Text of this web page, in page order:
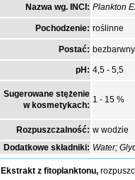
Nazwa wg. INCI: Plankton
Pochodzenie: roślinne
Postać:
pH: 4,5 - 5,5
Sugerowane stężenie
w kosmetykach:
1 - 15 %
Rozpuszczalność: w wodzie
Dodatkowe składniki: Water;
Ekstrakt z fitoplanktonu,